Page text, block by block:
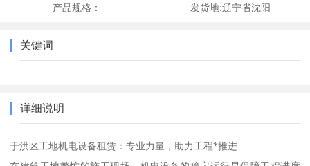
产品规格： 发货地:辽宁省沈阳
关键词
详细说明
于洪区工地机电设备租赁：专业力量，助力工程*推进